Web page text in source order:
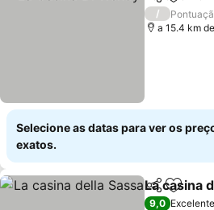
/
a 15.4 km
Selecione as datas para ver os
exatos.
Partilhar
La casina
9,0 Excelente